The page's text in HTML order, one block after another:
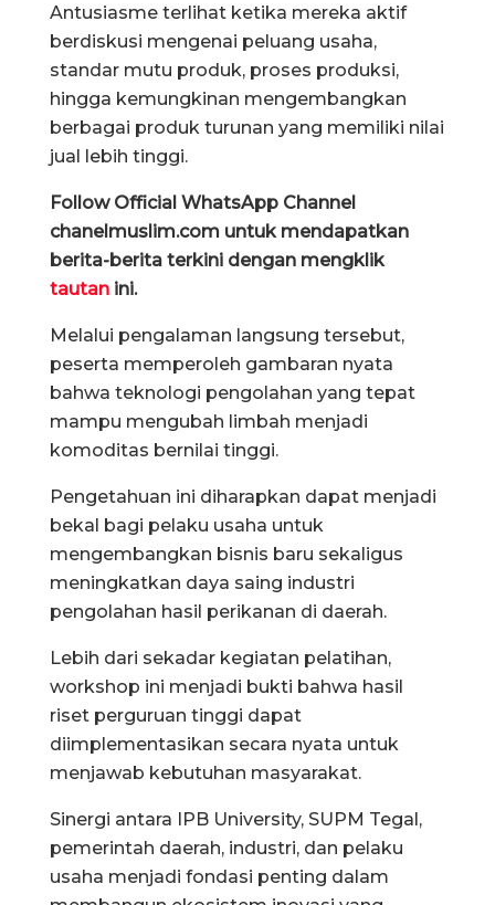
Antusiasme terlihat ketika mereka aktif
berdiskusi mengenai peluang usaha,
standar mutu produk, proses produksi,
hingga kemungkinan mengembangkan
berbagai produk turunan yang memiliki nilai
jual lebih tinggi.
Follow Official WhatsApp Channel
chanelmuslim.com untuk mendapatkan
berita-berita terkini dengan mengklik
tautan ini.
Melalui pengalaman langsung tersebut,
peserta memperoleh gambaran nyata
bahwa teknologi pengolahan yang tepat
mampu mengubah limbah menjadi
komoditas bernilai tinggi.
Pengetahuan ini diharapkan dapat menjadi
bekal bagi pelaku usaha untuk
mengembangkan bisnis baru sekaligus
meningkatkan daya saing industri
pengolahan hasil perikanan di daerah.
Lebih dari sekadar kegiatan pelatihan,
workshop ini menjadi bukti bahwa hasil
riset perguruan tinggi dapat
diimplementasikan secara nyata untuk
menjawab kebutuhan masyarakat.
Sinergi antara IPB University, SUPM Tegal,
pemerintah daerah, industri, dan pelaku
usaha menjadi fondasi penting dalam